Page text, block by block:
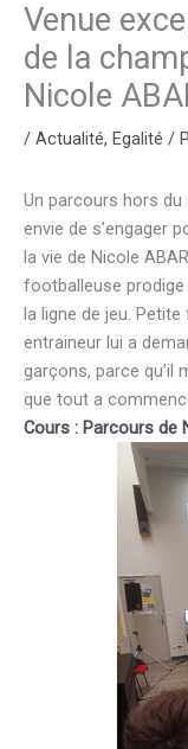
Venue
de la
Nicole
/ Actualité, Egalité /
Un parcours hors
envie de s’engager
la vie de Nicole
footballeuse
la ligne de jeu.
entraineur lui a
garçons, parce qu’il
que tout a
Cours : Parcours de